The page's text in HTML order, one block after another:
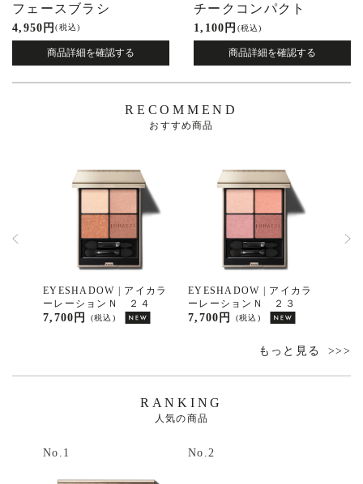
フェースブラシ
(税込)
4,950 円
商品詳細を確認する
チークコンパクト
(税込)
1,100 円
商品詳細を確認する
RECOMMEND
おすすめ商品
EYESHADOW | アイカラ
ーレーションＮ ２４
(税込)
7,700円
EYESHADOW | アイカラ
ーレーションＮ ２３
(税込)
7,700円
もっと見る
RANKING
人気の商品
No.1 No.2